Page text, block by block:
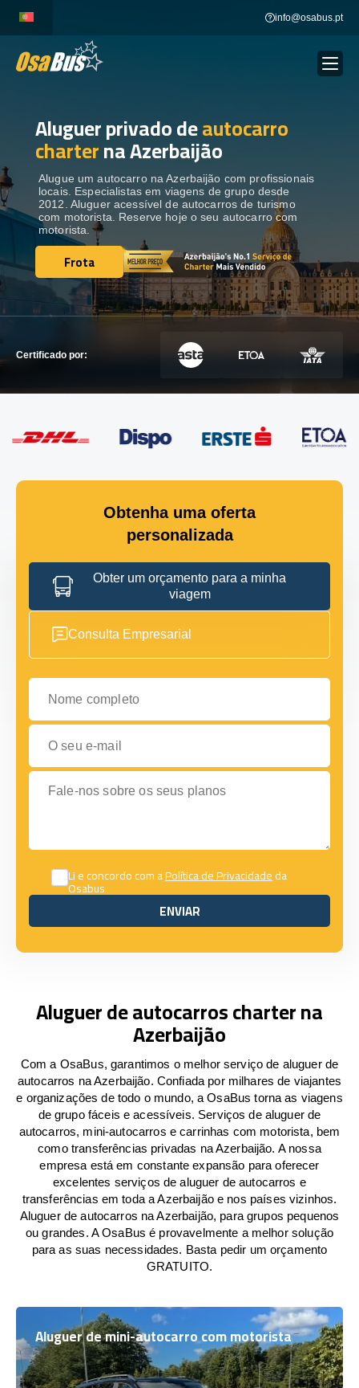
content
info@osabus.pt
ALUGUER DE AUTOCARROS
DESTINOS
FROTA
ENTRE EM CONTACTO
ENTRE EM CONTACTO
Aluguer privado deautocarro
charterna Azerbaijão
Alugue um autocarro na Azerbaijão com profissionais
locais. Especialistas em viagens de grupo desde
2012. Aluguer acessível de autocarros de turismo
com motorista. Reserve hoje o seu autocarro com
motorista.
Frota
Frota
Certificado por:
Obtenha uma oferta
personalizada
Obter um orçamento para a minha
viagem
Consulta Empresarial
Nome completo
O seu e-mail
Fale-nos sobre os seus planos
Li e concordo com aPolítica de Privacidadeda
Osabus
ENVIAR
ENVIAR
Aluguer de autocarros charter na
Azerbaijão
Com a OsaBus, garantimos o melhor serviço de aluguer de
autocarros na Azerbaijão. Confiada por milhares de viajantes
e organizações de todo o mundo, a OsaBus torna as viagens
de grupo fáceis e acessíveis. Serviços de aluguer de
autocarros, mini-autocarros e carrinhas com motorista, bem
como transferências privadas na Azerbaijão. A nossa
empresa está em constante expansão para oferecer
excelentes serviços de aluguer de autocarros e
transferências em toda a Azerbaijão e nos países vizinhos.
Aluguer de autocarros na Azerbaijão, para grupos pequenos
ou grandes. A OsaBus é provavelmente a melhor solução
para as suas necessidades. Basta pedir um orçamento
GRATUITO.
Aluguer de mini-autocarro com motorista